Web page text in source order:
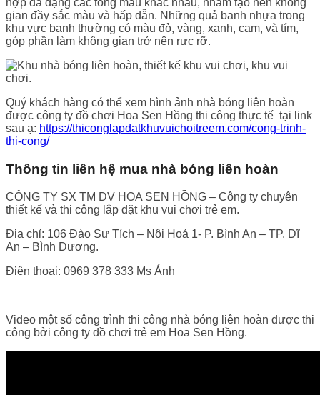
hợp đa dạng các tông màu khác nhau, nhằm tạo nên không
gian đầy sắc màu và hấp dẫn. Những quả banh nhựa trong
khu vực banh thường có màu đỏ, vàng, xanh, cam, và tím,
góp phần làm không gian trở nên rực rỡ.
Quý khách hàng có thể xem hình ảnh nhà bóng liên hoàn
được công ty đồ chơi Hoa Sen Hồng thi công thực tế tại link
sau ạ: https://thiconglapdatkhuvuichoitreem.com/cong-trinh-
thi-cong/
Thông tin liên hệ mua nhà bóng liên hoàn
CÔNG TY SX TM DV HOA SEN HỒNG – Công ty chuyên
thiết kế và thi công lắp đặt khu vui chơi trẻ em.
Địa chỉ: 106 Đào Sư Tích – Nội Hoá 1- P. Bình An – TP. Dĩ
An – Bình Dương.
Điện thoại: 0969 378 333 Ms Ánh
Video một số công trình thi công nhà bóng liên hoàn được thi
công bởi công ty đồ chơi trẻ em Hoa Sen Hồng.